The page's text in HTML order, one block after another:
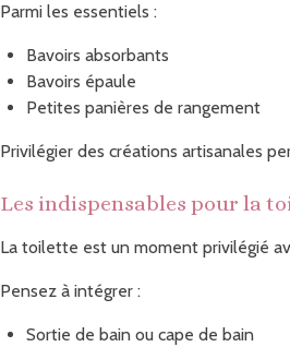
Parmi les essentiels :
Bavoirs absorbants
Bavoirs épaule
Petites panières de rangement
Privilégier des créations artisanales
Les indispensables pour la
La toilette est un moment privilégié
Pensez à intégrer :
Sortie de bain ou cape de bain